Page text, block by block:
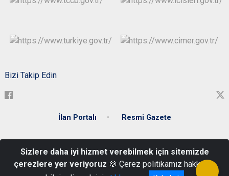
Bizi Takip Edin
İlan Portalı Resmi Gazete
Hükümet Konağı No : 30 ZONGULDAK
0 372 253 46 54
Sizlere daha iyi hizmet verebilmek için sitemizde
çerezlere yer veriyoruz 🍪 Çerez politikamız hakkında